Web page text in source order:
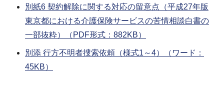
別紙6 契約解除に関する対応の留意点（平成27年版
東京都における介護保険サービスの苦情相談白書の
一部抜粋）（PDF形式：882KB）
別添 行方不明者捜索依頼（様式1～4）（ワード：
45KB）